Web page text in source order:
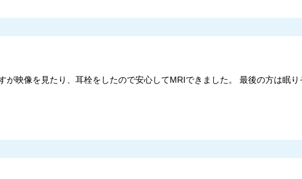
映像を見たり、耳栓をしたので安心してMRIできました。 最後の方は眠